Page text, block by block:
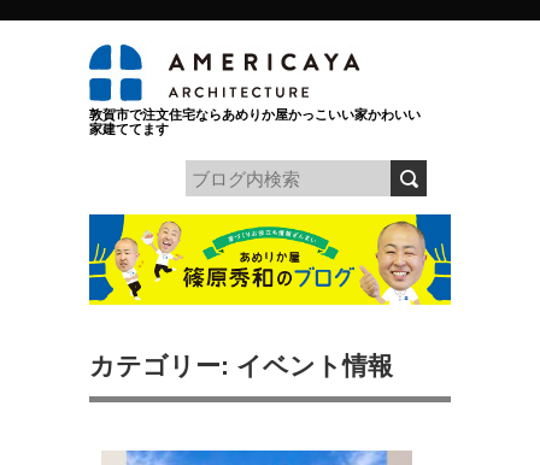
敦賀市で注文住宅ならあめりか屋かっこいい家かわいい
家建ててます
カテゴリー: イベント情報